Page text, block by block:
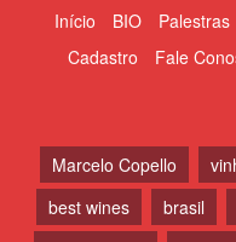
Início BIO Palestras
Cadastro
Fale
Marcelo Copello
best wines
brasil